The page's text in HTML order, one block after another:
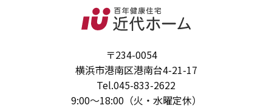
〒234-0054
横浜市港南区港南台4-21-17
Tel.045-833-2622
9:00～18:00（火・水曜定休）